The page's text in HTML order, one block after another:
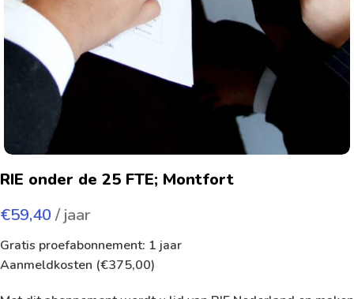
RIE onder de 25 FTE; Montfort
€59,40 / jaar
Gratis proefabonnement: 1 jaar
Aanmeldkosten (€375,00)